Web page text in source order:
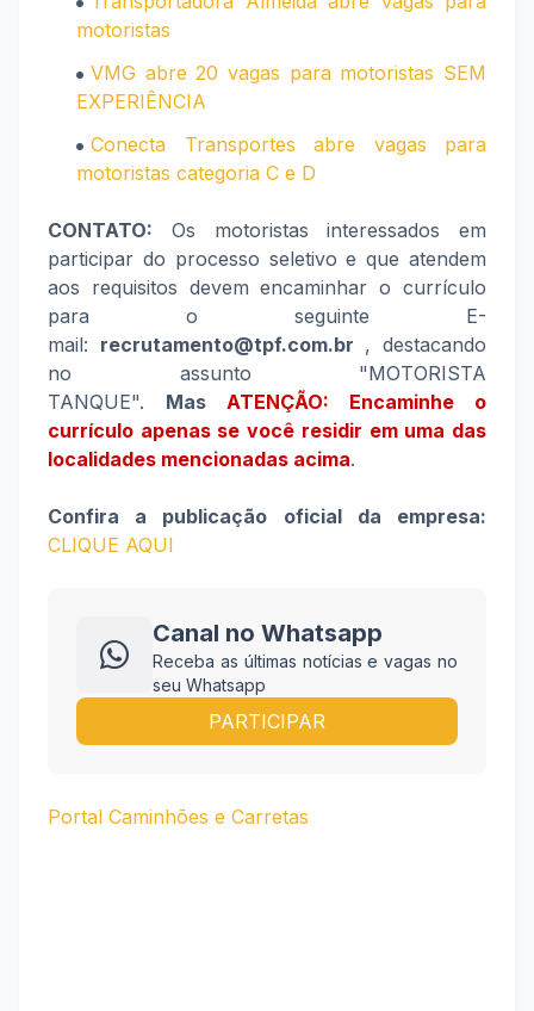
motoristas
VMG abre 20 vagas para motoristas SEM
EXPERIÊNCIA
Conecta Transportes abre vagas para
motoristas categoria C e D
CONTATO: Os motoristas interessados em
participar do processo seletivo e que atendem
aos requisitos devem encaminhar o currículo
para o seguinte E-
mail: recrutamento@tpf.com.br , destacando
no assunto "MOTORISTA
TANQUE". Mas ATENÇÃO: Encaminhe o
currículo apenas se você residir em uma das
localidades mencionadas acima.
Confira a publicação oficial da empresa:
CLIQUE AQUI
Canal no Whatsapp
Receba as últimas notícias e vagas no
seu Whatsapp
PARTICIPAR
Portal Caminhões e Carretas